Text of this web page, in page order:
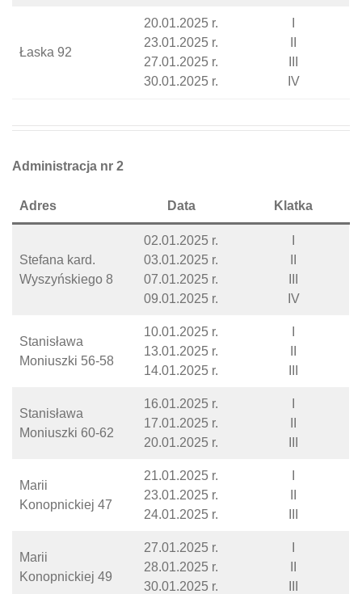
Łaska 92
20.01.2025 r.
23.01.2025 r.
27.01.2025 r.
30.01.2025 r.
IV
Administracja nr 2
Adres Data Klatka
Stefana kard.
Wyszyńskiego 8
02.01.2025 r.
03.01.2025 r.
07.01.2025 r.
09.01.2025 r.
IV
Stanisława
Moniuszki 56-58
10.01.2025 r.
13.01.2025 r.
14.01.2025 r.
Stanisława
Moniuszki 60-62
16.01.2025 r.
17.01.2025 r.
20.01.2025 r.
Marii
Konopnickiej 47
21.01.2025 r.
23.01.2025 r.
24.01.2025 r.
Marii
Konopnickiej 49
27.01.2025 r.
28.01.2025 r.
30.01.2025 r.